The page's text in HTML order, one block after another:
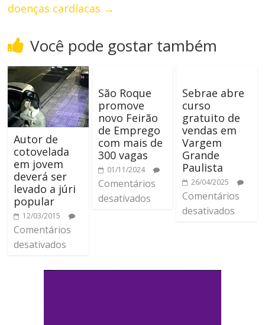
doenças cardíacas →
Você pode gostar também
Autor de
cotovelada
em jovem
deverá ser
levado a júri
popular
12/03/2015
Comentários
desativados
São Roque
promove
novo Feirão
de Emprego
com mais de
300 vagas
01/11/2024
Comentários
desativados
Sebrae abre
curso
gratuito de
vendas em
Vargem
Grande
Paulista
26/04/2025
Comentários
desativados